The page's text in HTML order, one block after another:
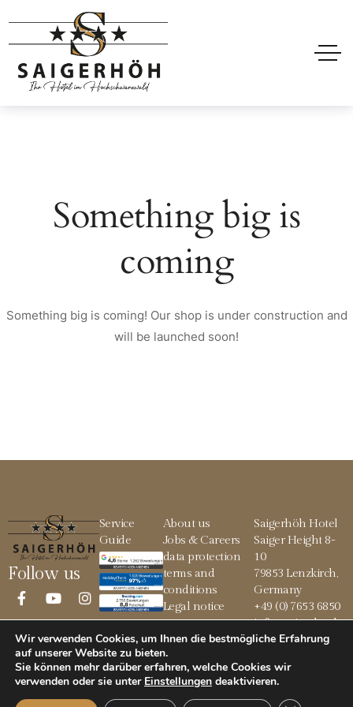
Something big is
coming
Something big is coming! Our shop is under construction and
will be launched soon!
Follow us
Service
Guide
About us
Jobs & Careers
data protection
terms and
conditions
Legal notice
Saigerhöh Hotel
Saiger Height 8-
10
79853 Lenzkirch,
Germany
+49 (0) 7653 6850
info@saigerhoeh.
de
Wir verwenden Cookies, um Ihnen die bestmögliche Erfahrung
auf unserer Website zu bieten.
Sie können mehr darüber erfahren, welche Cookies wir
verwenden oder sie unter Einstellungen deaktivieren.